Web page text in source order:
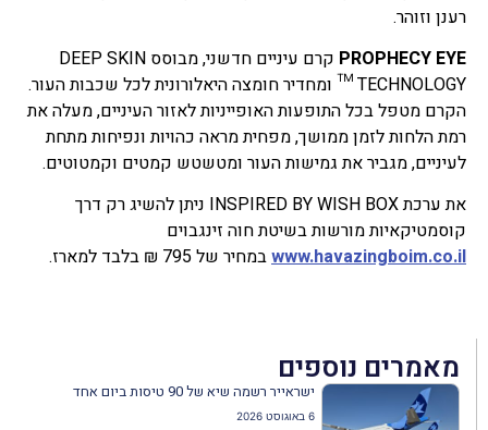
רענן וזוהר.
PROPHECY EYE
קרם עיניים חדשני, מבוסס DEEP SKIN
TECHNOLOGY™ ומחדיר חומצה היאלורונית לכל שכבות העור.
הקרם מטפל בכל התופעות האופייניות לאזור העיניים, מעלה את
רמת הלחות לזמן ממושך, מפחית מראה כהויות ונפיחות מתחת
לעיניים, מגביר את גמישות העור ומטשטש קמטים וקמטוטים.
את ערכת INSPIRED BY WISH BOX ניתן להשיג רק דרך
קוסמטיקאיות מורשות בשיטת חוה זינגבוים
www.havazingboim.co.ilבמחיר של 795 ₪ בלבד למארז.
מאמרים נוספים
ישראייר רשמה שיא של 90 טיסות ביום אחד
6 באוגוסט 2026